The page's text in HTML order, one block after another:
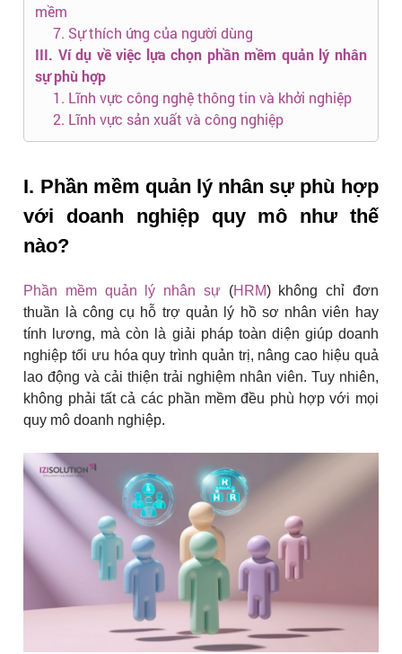
mềm
7. Sự thích ứng của người dùng
III. Ví dụ về việc lựa chọn phần mềm quản lý nhân
sự phù hợp
1. Lĩnh vực công nghệ thông tin và khởi nghiệp
2. Lĩnh vực sản xuất và công nghiệp
I. Phần mềm quản lý nhân sự phù hợp
với doanh nghiệp quy mô như thế
nào?
Phần mềm quản lý nhân sự(HRM) không chỉ đơn
thuần là công cụ hỗ trợ quản lý hồ sơ nhân viên hay
tính lương, mà còn là giải pháp toàn diện giúp doanh
nghiệp tối ưu hóa quy trình quản trị, nâng cao hiệu quả
lao động và cải thiện trải nghiệm nhân viên. Tuy nhiên,
không phải tất cả các phần mềm đều phù hợp với mọi
quy mô doanh nghiệp.